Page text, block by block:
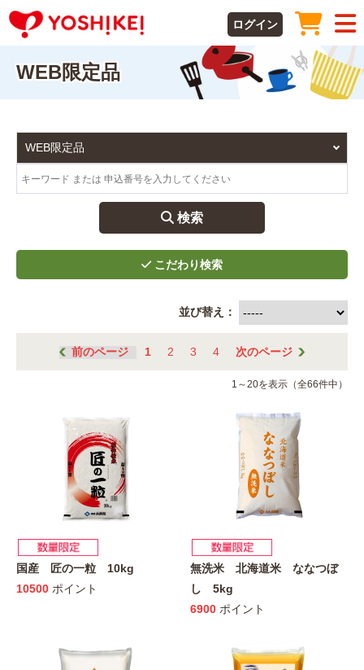
ログイン
WEB限定品
 検索
並び替え：
前のページ 1 2 3 4 次のページ
1～20を表示（全66件中）
国産 匠の一粒 10kg
10500 ポイント
無洗米 北海道米 ななつぼ
し 5kg
6900 ポイント